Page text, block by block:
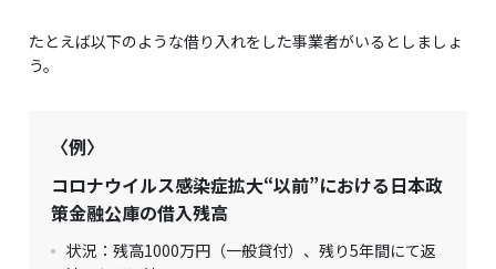
たとえば以下のような借り入れをした事業者がいるとしましょ
う。
〈例〉
コロナウイルス感染症拡大“以前”における日本政
策金融公庫の借入残高
状況：残高1000万円（一般貸付）、残り5年間にて返